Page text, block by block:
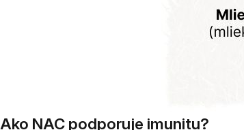
Ako NAC podporuje imunitu?